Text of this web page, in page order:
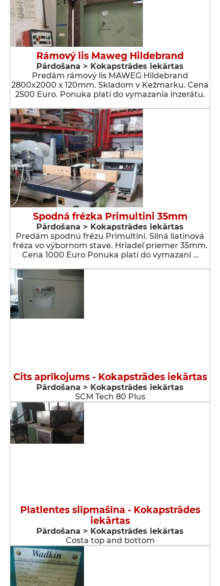
Rámový lis Maweg Hildebrand
Pārdošana > Kokapstrādes iekārtas
Predám rámový lis MAWEG Hildebrand
2800x2000 x 120mm. Skladom v Kežmarku. Cena
2500 Euro. Ponuka platí do vymazania inzerátu.
Spodná frézka Primultini 35mm
Pārdošana > Kokapstrādes iekārtas
Predám spodnú frézu Primultini. Silná liatinová
fréza vo výbornom stave. Hriadeľ priemer 35mm.
Cena 1000 Euro Ponuka platí do vymazani …
Cits aprīkojums - Kokapstrādes iekārtas
Pārdošana > Kokapstrādes iekārtas
SCM Tech 80 Plus
Platlentes slīpmašīna - Kokapstrādes
iekārtas
Pārdošana > Kokapstrādes iekārtas
Costa top and bottom